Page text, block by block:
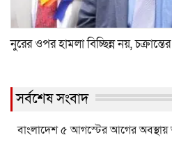
নুরের ওপর হামলা বিচ্ছিন্ন নয়,
সর্বশেষ সংবাদ
বাংলাদেশ ৫ আগস্টের আগের অবস্থায়